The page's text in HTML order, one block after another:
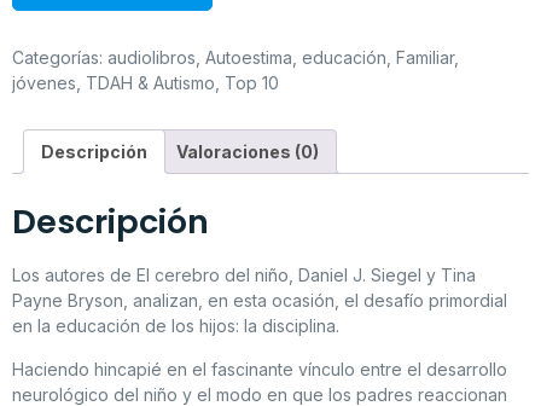
Categorías: audiolibros Autoestima educación Familiar,
jóvenes TDAH & Autismo Top 10
Descripción Valoraciones (0)
Descripción
Los autores de El cerebro del niño, Daniel J. Siegel y Tina
Payne Bryson, analizan, en esta ocasión, el desafío primordial
en la educación de los hijos: la disciplina.
Haciendo hincapié en el fascinante vínculo entre el desarrollo
neurológico del niño y el modo en que los padres reaccionan